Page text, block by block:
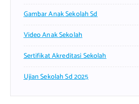
Gambar Anak Sekolah Sd
Video Anak Sekolah
Sertifikat Akreditasi Sekolah
Ujian Sekolah Sd 2025